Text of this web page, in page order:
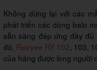
Không dừng lại với các
phát triển các dòng balo
sẵn sàng đáp ứng đầy
đó, Reeyee RY 102, 103,
của hãng được lòng người